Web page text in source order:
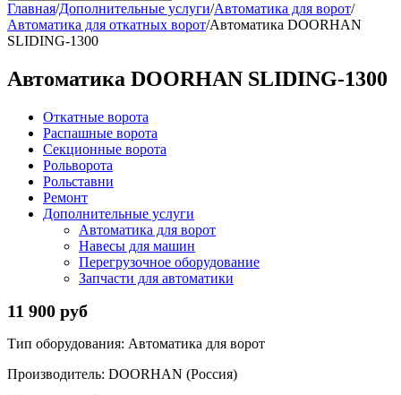
Главная/Дополнительные услуги/Автоматика для ворот/
Автоматика для откатных ворот/Автоматика DOORHAN
SLIDING-1300
Автоматика DOORHAN SLIDING-1300
Откатные ворота
Распашные ворота
Секционные ворота
Рольворота
Рольставни
Ремонт
Дополнительные услуги
Автоматика для ворот
Навесы для машин
Перегрузочное оборудование
Запчасти для автоматики
11 900 руб
Тип оборудования: Автоматика для ворот
Производитель: DOORHAN (Россия)